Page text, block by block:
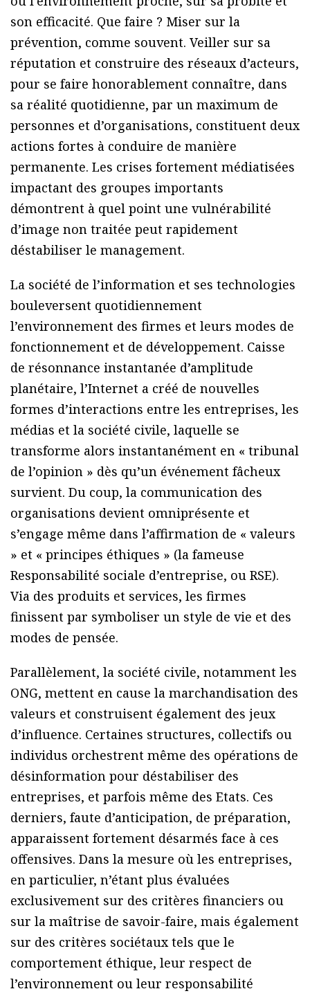
son efficacité. Que faire ? Miser sur la
prévention, comme souvent. Veiller sur sa
réputation et construire des réseaux d’acteurs,
pour se faire honorablement connaître, dans
sa réalité quotidienne, par un maximum de
personnes et d’organisations, constituent deux
actions fortes à conduire de manière
permanente. Les crises fortement médiatisées
impactant des groupes importants
démontrent à quel point une vulnérabilité
d’image non traitée peut rapidement
déstabiliser le management.
La société de l’information et ses technologies
bouleversent quotidiennement
l’environnement des firmes et leurs modes de
fonctionnement et de développement. Caisse
de résonnance instantanée d’amplitude
planétaire, l’Internet a créé de nouvelles
formes d’interactions entre les entreprises, les
médias et la société civile, laquelle se
transforme alors instantanément en « tribunal
de l’opinion » dès qu’un événement fâcheux
survient. Du coup, la communication des
organisations devient omniprésente et
s’engage même dans l’affirmation de « valeurs
» et « principes éthiques » (la fameuse
Responsabilité sociale d’entreprise, ou RSE).
Via des produits et services, les firmes
finissent par symboliser un style de vie et des
modes de pensée.
Parallèlement, la société civile, notamment les
ONG, mettent en cause la marchandisation des
valeurs et construisent également des jeux
d’influence. Certaines structures, collectifs ou
individus orchestrent même des opérations de
désinformation pour déstabiliser des
entreprises, et parfois même des Etats. Ces
derniers, faute d’anticipation, de préparation,
apparaissent fortement désarmés face à ces
offensives. Dans la mesure où les entreprises,
en particulier, n’étant plus évaluées
exclusivement sur des critères financiers ou
sur la maîtrise de savoir-faire, mais également
sur des critères sociétaux tels que le
comportement éthique, leur respect de
l’environnement ou leur responsabilité